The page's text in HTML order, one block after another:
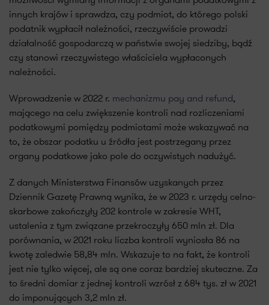
innych krajów i sprawdza, czy podmiot, do którego polski
podatnik wypłacił należności, rzeczywiście prowadzi
działalność gospodarczą w państwie swojej siedziby, bądź
czy stanowi rzeczywistego właściciela wypłaconych
należności.
Wprowadzenie w 2022 r. mechanizmu pay and refund,
mającego na celu zwiększenie kontroli nad rozliczeniami
podatkowymi pomiędzy podmiotami może wskazywać na
to, że obszar podatku u źródła jest postrzegany przez
organy podatkowe jako pole do oczywistych nadużyć.
Z danych Ministerstwa Finansów uzyskanych przez
Dziennik Gazetę Prawną wynika, że w 2023 r. urzędy celno-
skarbowe zakończyły 202 kontrole w zakresie WHT,
ustalenia z tym związane przekroczyły 650 mln zł. Dla
porównania, w 2021 roku liczba kontroli wyniosła 86 na
kwotę zaledwie 58,84 mln. Wskazuje to na fakt, że kontroli
jest nie tylko więcej, ale są one coraz bardziej skuteczne. Za
to średni domiar z jednej kontroli wzrósł z 684 tys. zł w 2021
do imponujących 3,2 mln zł.